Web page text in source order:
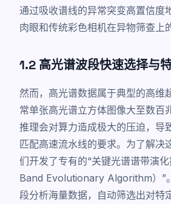
通过吸收谱线的异常突变高置信度
肉眼和传统彩色相机在异物筛查上
1.2 高光谱波段快速选择与
然而，高光谱数据属于典型的高维
常单张高光谱立方体图像大至数百
推理会对算力造成极大的压迫，导
匹配高速流水线的要求。为了解决
们开发了专有的“关键光谱谱带演
Band Evolutionary Algorithm）”
段分析海量数据，自动筛选出对特